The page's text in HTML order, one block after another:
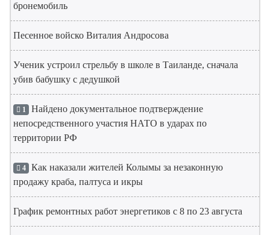
бронемобиль
Песенное войско Виталия Андросова
Ученик устроил стрельбу в школе в Таиланде, сначала
убив бабушку с дедушкой
1 Найдено документальное подтверждение
непосредственного участия НАТО в ударах по
территории РФ
4 Как наказали жителей Колымы за незаконную
продажу краба, палтуса и икры
График ремонтных работ энергетиков с 8 по 23 августа